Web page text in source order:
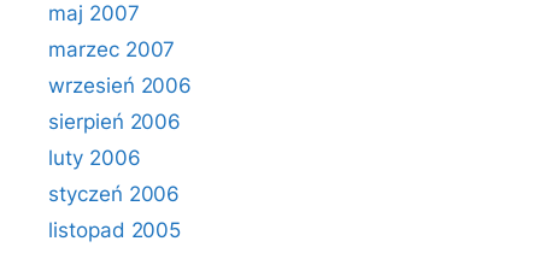
maj 2007
marzec 2007
wrzesień 2006
sierpień 2006
luty 2006
styczeń 2006
listopad 2005